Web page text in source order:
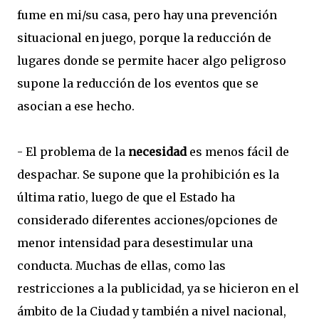
fume en mi/su casa, pero hay una prevención
situacional en juego, porque la reducción de
lugares donde se permite hacer algo peligroso
supone la reducción de los eventos que se
asocian a ese hecho.
- El problema de la necesidad es menos fácil de
despachar. Se supone que la prohibición es la
última ratio, luego de que el Estado ha
considerado diferentes acciones/opciones de
menor intensidad para desestimular una
conducta. Muchas de ellas, como las
restricciones a la publicidad, ya se hicieron en el
ámbito de la Ciudad y también a nivel nacional,